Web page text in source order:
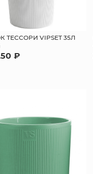
ТЕССОРИ VIPSET 35Л
₽